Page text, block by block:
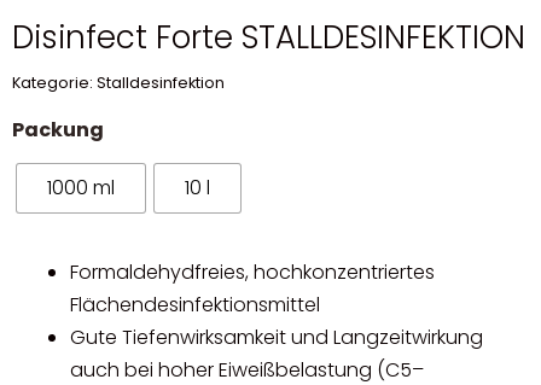
Disinfect Forte STALLDESINFEKTION
Kategorie: Stalldesinfektion
Packung
1000 ml 10 l
Formaldehydfreies, hochkonzentriertes
Flächendesinfektionsmittel
Gute Tiefenwirksamkeit und Langzeitwirkung
auch bei hoher Eiweißbelastung (C5–